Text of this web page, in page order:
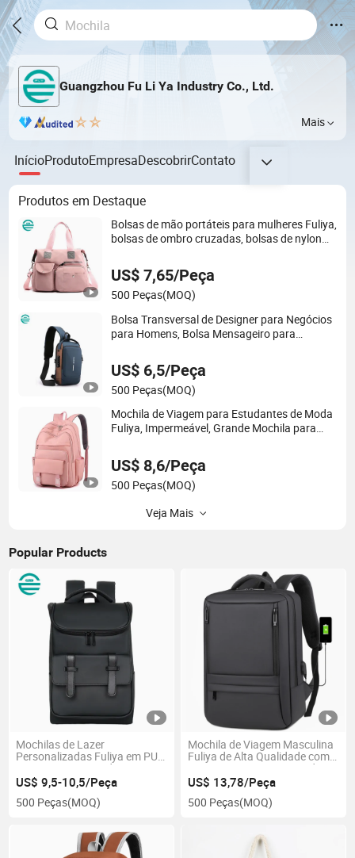
Guangzhou Fu Li Ya Industry Co., Ltd.
Mais
InícioProdutoEmpresaDescobrirContato
Produtos em Destaque
Bolsas de mão portáteis para mulheres Fuliya,
bolsas de ombro cruzadas, bolsas de nylon
US$ 7,65/Peça
500 Peças(MOQ)
Bolsa Transversal de Designer para Negócios
para Homens, Bolsa Mensageiro para
US$ 6,5/Peça
500 Peças(MOQ)
Mochila de Viagem para Estudantes de Moda
Fuliya, Impermeável, Grande Mochila para
US$ 8,6/Peça
500 Peças(MOQ)
Veja Mais
Popular Products
Mochilas de Lazer
Personalizadas Fuliya em PU
para Laptop, Grande
Capacidade para Viagem,
Mochila Escolar para Mulheres
em Couro de Silicone, Mochila
US$ 9,5-10,5/Peça
500 Peças(MOQ)
Mochila de Viagem Masculina
Fuliya de Alta Qualidade com
Carregamento USB Grande e
Impermeável para Laptop de
15.6 Polegadas
US$ 13,78/Peça
500 Peças(MOQ)